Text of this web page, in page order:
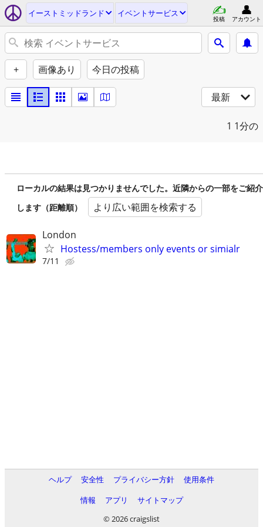
イーストミッドランド イベントサービス
投稿 アカウント
+ 画像あり 今日の投稿
最新
1 1分の
ローカルの結果は見つかりませんでした。近隣からの一部をご紹介
します（距離順）
より広い範囲を検索する
London
Hostess/members only events or simialr
7/11
ヘルプ 安全性 プライバシー方針
使用条件
情報
アプリ
サイトマップ
© 2026 craigslist